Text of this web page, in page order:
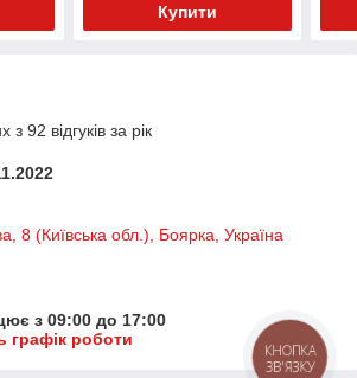
Купити
92 відгуків за рік
8 (Київська обл.), Боярка, Україна
з 09:00 до 17:00
графік роботи
КНОПКА
ЗВ'ЯЗКУ